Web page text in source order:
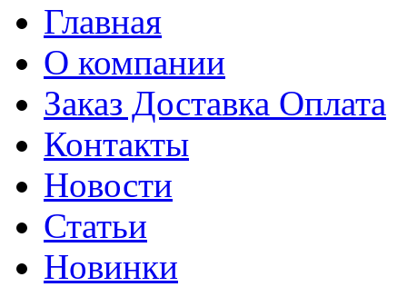
Главная
О компании
Заказ Доставка Оплата
Контакты
Новости
Статьи
Новинки